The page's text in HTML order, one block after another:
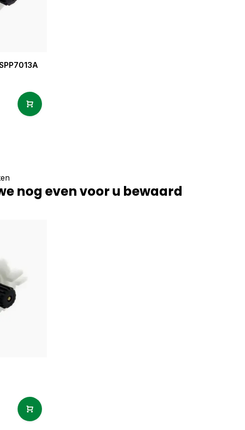
nog even voor u bewaard